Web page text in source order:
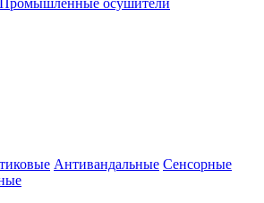
Промышленные осушители
Антивандальные Сенсорные